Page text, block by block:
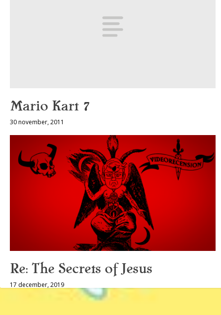
Mario Kart 7
30 november, 2011
Re: The Secrets of Jesus
17 december, 2019